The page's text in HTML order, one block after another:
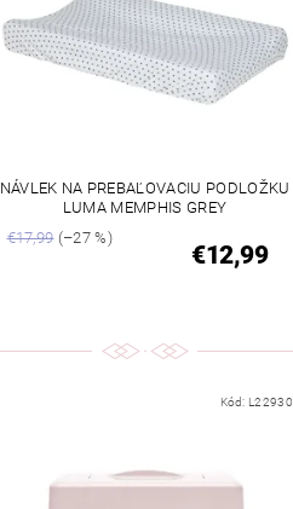
NÁVLEK NA PREBAĽOVACIU PODLOŽKU
LUMA MEMPHIS GREY
€17,99(–27 %)
€12,99
Kód: L22930